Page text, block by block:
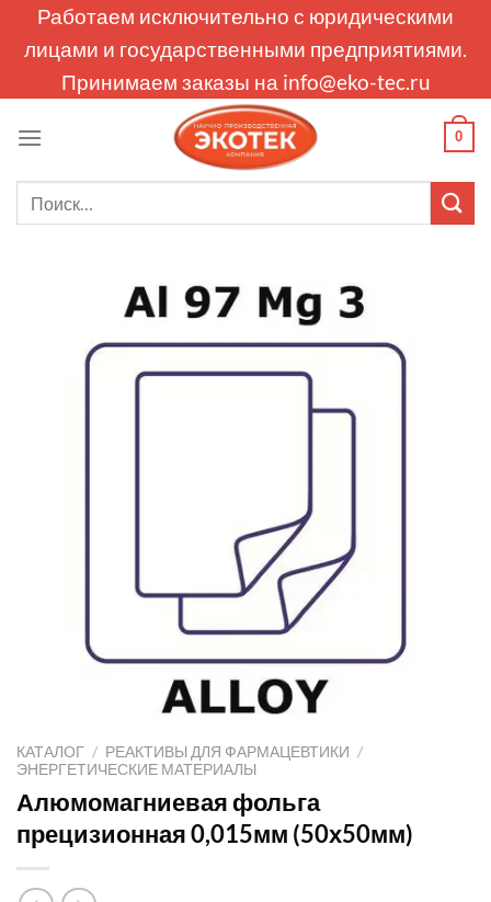
Работаем исключительно с юридическими
лицами и государственными предприятиями.
Принимаем заказы на info@eko-tec.ru
0
КАТАЛОГ / РЕАКТИВЫ ДЛЯ ФАРМАЦЕВТИКИ /
ЭНЕРГЕТИЧЕСКИЕ МАТЕРИАЛЫ
Алюмомагниевая фольга
прецизионная 0,015мм (50х50мм)